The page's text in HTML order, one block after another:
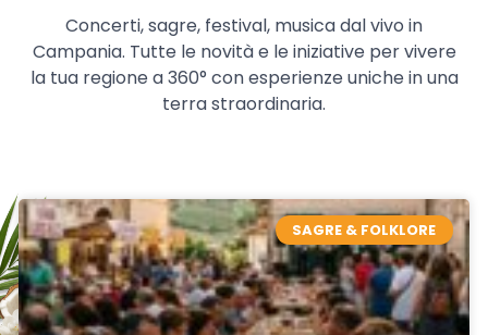
Concerti, sagre, festival, musica dal vivo in
Campania. Tutte le novità e le iniziative per vivere
la tua regione a 360° con esperienze uniche in una
terra straordinaria.
SAGRE & FOLKLORE